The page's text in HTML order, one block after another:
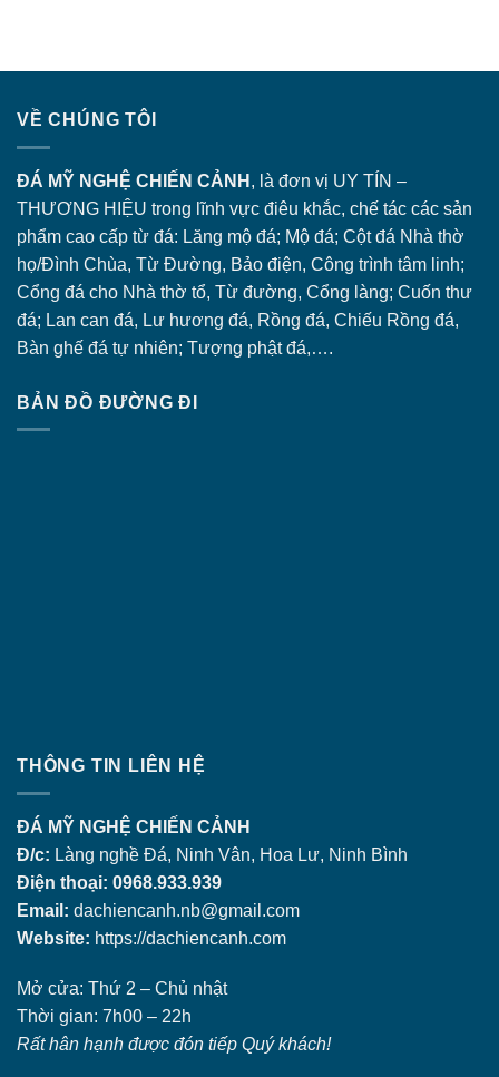
VỀ CHÚNG TÔI
ĐÁ MỸ NGHỆ CHIẾN CẢNH , là đơn vị UY TÍN –
THƯƠNG HIỆU trong lĩnh vực điêu khắc, chế tác các sản
phẩm cao cấp từ đá: Lăng mộ đá; Mộ đá; Cột đá Nhà thờ
họ/Đình Chùa, Từ Đường, Bảo điện, Công trình tâm linh;
Cổng đá cho Nhà thờ tổ, Từ đường, Cổng làng; Cuốn thư
đá; Lan can đá, Lư hương đá, Rồng đá, Chiếu Rồng đá,
Bàn ghế đá tự nhiên; Tượng phật đá,….
BẢN ĐỒ ĐƯỜNG ĐI
THÔNG TIN LIÊN HỆ
ĐÁ MỸ NGHỆ CHIẾN CẢNH
Đ/c: Làng nghề Đá, Ninh Vân, Hoa Lư, Ninh Bình
Điện thoại: 0968.933.939
Email: dachiencanh.nb@gmail.com
Website: https://dachiencanh.com
Mở cửa: Thứ 2 – Chủ nhật
Thời gian: 7h00 – 22h
Rất hân hạnh được đón tiếp Quý khách!